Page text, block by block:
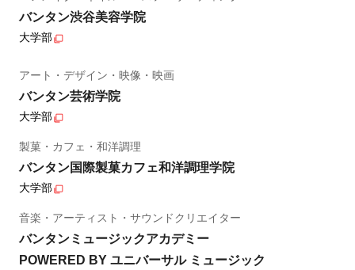
バンタン渋谷美容学院
大学部
アート・デザイン・映像・映画
バンタン芸術学院
大学部
製菓・カフェ・和洋調理
バンタン国際製菓カフェ和洋調理学院
大学部
音楽・アーティスト・サウンドクリエイター
バンタンミュージックアカデミー
POWERED BY ユニバーサル ミュージック